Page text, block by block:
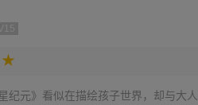
星纪元》看似在描绘孩子世界，却与大